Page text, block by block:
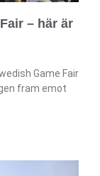
– här är
Game Fair
fram emot